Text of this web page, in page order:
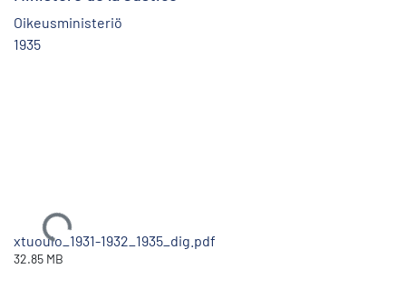
Oikeusministeriö
1935
Ladataan...
xtuoulo_1931-1932_1935_dig.pdf
32.85 MB